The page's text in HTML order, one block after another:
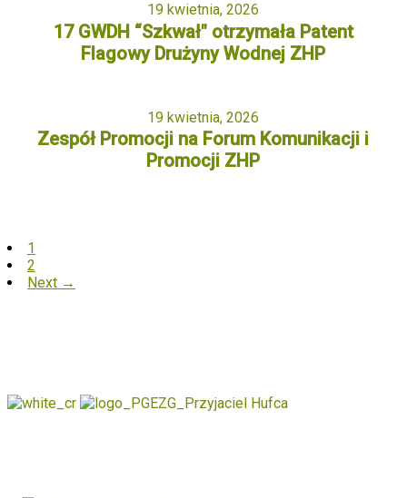
19 kwietnia, 2026
17 GWDH “Szkwał" otrzymała Patent
Flagowy Drużyny Wodnej ZHP
19 kwietnia, 2026
Zespół Promocji na Forum Komunikacji i
Promocji ZHP
1
2
Next →